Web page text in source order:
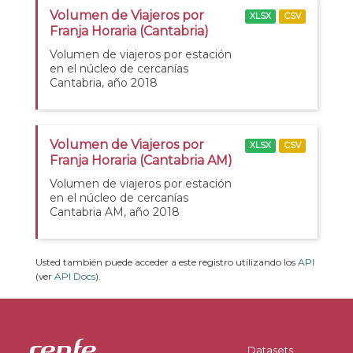
Volumen de Viajeros por
Franja Horaria (Cantabria)
Volumen de viajeros por estación
en el núcleo de cercanías
Cantabria, año 2018
XLSX CSV
Volumen de Viajeros por
Franja Horaria (Cantabria AM)
Volumen de viajeros por estación
en el núcleo de cercanías
Cantabria AM, año 2018
XLSX CSV
Usted también puede acceder a este registro utilizando los API
(ver API Docs).
Datasets